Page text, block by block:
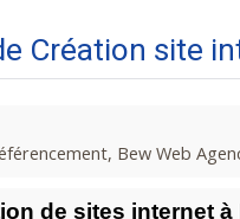
Création site
Bew Web
de sites internet